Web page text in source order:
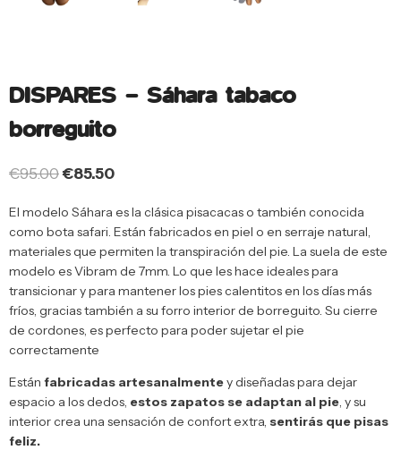
DISPARES – Sáhara tabaco
borreguito
€95.00€85.50
El modelo Sáhara es la clásica pisacacas o también conocida
como bota safari. Están fabricados en piel o en serraje natural,
materiales que permiten la transpiración del pie. La suela de este
modelo es Vibram de 7mm. Lo que les hace ideales para
transicionar y para mantener los pies calentitos en los días más
fríos, gracias también a su forro interior de borreguito. Su cierre
de cordones, es perfecto para poder sujetar el pie
correctamente
Están fabricadas artesanalmentey diseñadas para dejar
espacio a los dedos, estos zapatos se adaptan al pie, y su
interior crea una sensación de confort extra, sentirás que pisas
feliz.